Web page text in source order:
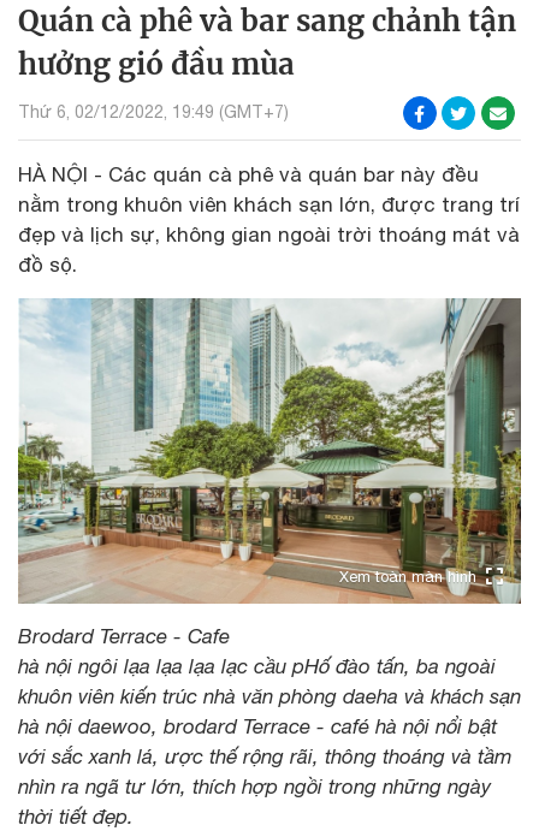
Quán cà phê và bar sang chảnh tận
hưởng gió đầu mùa
Thứ 6, 02/12/2022, 19:49 (GMT+7)
HÀ NỘI - Các quán cà phê và quán bar này đều
nằm trong khuôn viên khách sạn lớn, được trang trí
đẹp và lịch sự, không gian ngoài trời thoáng mát và
đồ sộ.
Xem toàn màn hình
Brodard Terrace - Cafe
hà nội ngôi lạa lạa lạa lạc cầu pHố đào tấn, ba ngoài
khuôn viên kiến ​​trúc nhà văn phòng daeha và khách sạn
hà nội daewoo, brodard Terrace - café hà nội nổi bật
với sắc xanh lá, ược thế rộng rãi, thông thoáng và tầm
nhìn ra ngã tư lớn, thích hợp ngồi trong những ngày
thời tiết đẹp.